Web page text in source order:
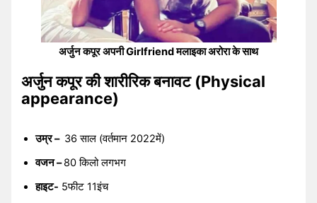
अर्जुन कपूर अपनी Girlfriend मलाइका अरोरा के साथ
अर्जुन कपूर की शारीरिक बनावट (Physical
appearance)
उम्र – 36 साल (वर्तमान 2022में)
वजन –80 किलो लगभग
हाइट- 5फीट 11इंच